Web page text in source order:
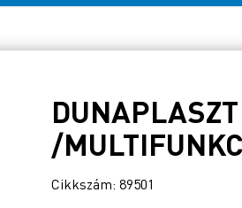
/
Cikkszám: 89501